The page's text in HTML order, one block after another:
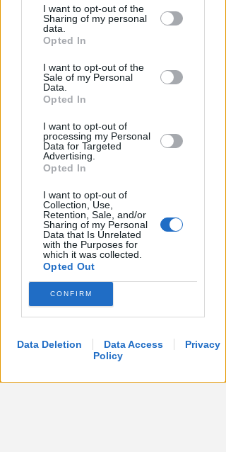
by third parties on the IAB’s list of
downstream participants.
by us to third parties on the IAB’s List of
Downstream Participants that may
further disclose it to other third parties.
I want to opt-out of the
Sharing of my personal
data.
Opted In
I want to opt-out of the
Sale of my Personal
Data.
Opted In
I want to opt-out of
processing my Personal
Data for Targeted
Advertising.
Opted In
I want to opt-out of
Collection, Use,
Retention, Sale, and/or
Sharing of my Personal
Data that Is Unrelated
with the Purposes for
which it was collected.
Opted Out
CONFIRM
Data Deletion Data Access
Privacy
Policy
Viserba
Icaro Sport